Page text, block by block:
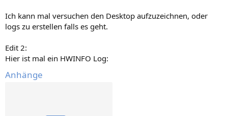
Ich kann mal versuchen den Desktop aufzuzeichnen, oder
logs zu erstellen falls es geht.
Edit 2:
Hier ist mal ein HWINFO Log:
Anhänge